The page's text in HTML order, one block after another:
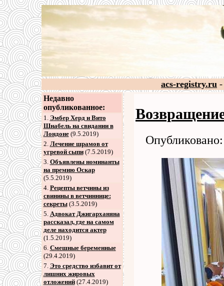
acs-registry.ru -
Недавно
опубликованное:
1. Эмбер Херд и Вито
Шнабель на свидании в
Лондоне(9.5.2019)
2. Лечение шрамов от
угревой сыпи(7.5.2019)
3. Объявлены номинанты
на премию Оскар
(5.5.2019)
4. Рецепты ветчины из
свинины в ветчиннице:
секреты(3.5.2019)
5. Адвокат Джигарханяна
рассказал, где на самом
деле находится актер
(1.5.2019)
6. Смешные беременные
(29.4.2019)
7. Это средство избавит от
лишних жировых
отложений(27.4.2019)